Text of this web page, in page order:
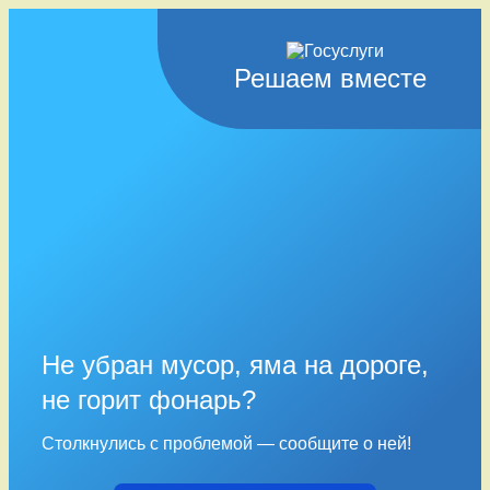
Решаем вместе
Не убран мусор, яма на дороге,
не горит фонарь?
Столкнулись с проблемой — сообщите о ней!